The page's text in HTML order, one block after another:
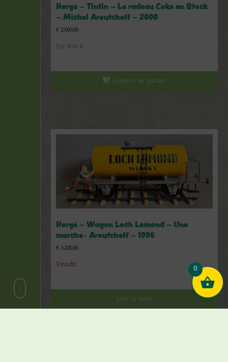
Hergé – Tintin – Le radeau Coke en Stock
– Michel Aroutcheff – 2000
€ 2.000,00
En stock
Ajouter au panier
Hergé – Wagon Loch Lomond – Une
marche- Aroutcheff – 1996
€ 3.200,00
Vendu
Lire la suite
0